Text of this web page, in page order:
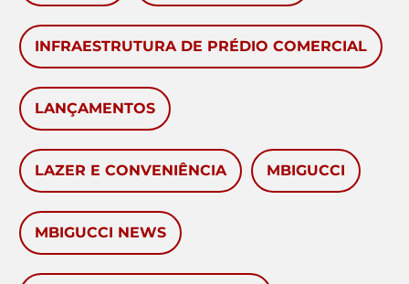
INFRAESTRUTURA DE PRÉDIO COMERCIAL
LANÇAMENTOS
LAZER E CONVENIÊNCIA MBIGUCCI
MBIGUCCI NEWS